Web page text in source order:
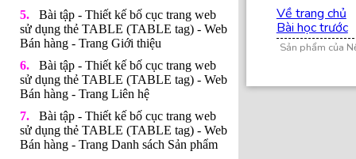
Bài tập - Thiết kế bố cục trang web
sử dụng thẻ TABLE (TABLE tag) - Web
Bán hàng - Trang Giới thiệu
Bài tập - Thiết kế bố cục trang web
sử dụng thẻ TABLE (TABLE tag) - Web
Bán hàng - Trang Liên hệ
Bài tập - Thiết kế bố cục trang web
sử dụng thẻ TABLE (TABLE tag) - Web
Bán hàng - Trang Danh sách Sản phẩm
Về trang chủ
Bài học trước
Sản phẩm của